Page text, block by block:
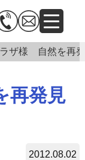
ザ様 自然を再
再発見
2012.08.02